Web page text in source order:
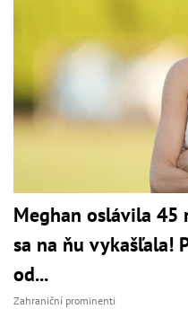
Meghan oslávila 45
sa na ňu vykašľala!
od...
Zahraniční prominenti